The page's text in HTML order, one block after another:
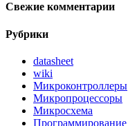
Свежие комментарии
Рубрики
datasheet
wiki
Микроконтроллеры
Микропроцессоры
Микросхема
Программирование